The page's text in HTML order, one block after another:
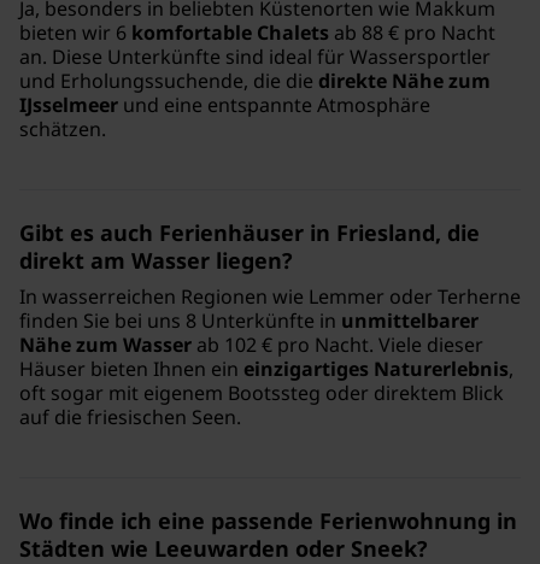
Ja, besonders in beliebten Küstenorten wie Makkum
bieten wir 6 komfortable Chalets ab 88 € pro Nacht
an. Diese Unterkünfte sind ideal für Wassersportler
und Erholungssuchende, die die direkte Nähe zum
IJsselmeer und eine entspannte Atmosphäre
schätzen.
Gibt es auch Ferienhäuser in Friesland, die
direkt am Wasser liegen?
In wasserreichen Regionen wie Lemmer oder Terherne
finden Sie bei uns 8 Unterkünfte in unmittelbarer
Nähe zum Wasser ab 102 € pro Nacht. Viele dieser
Häuser bieten Ihnen ein einzigartiges Naturerlebnis,
oft sogar mit eigenem Bootssteg oder direktem Blick
auf die friesischen Seen.
Wo finde ich eine passende Ferienwohnung in
Städten wie Leeuwarden oder Sneek?